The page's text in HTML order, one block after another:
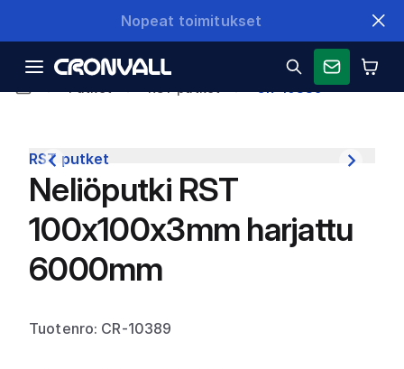
Nopeat toimitukset
CR-10389
RST putket
Neliöputki RST
100x100x3mm harjattu
6000mm
Tuotenro: CR-10389